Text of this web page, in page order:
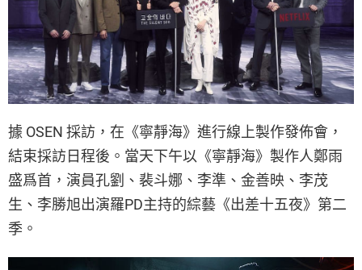
據 OSEN 採訪，在《寧靜海》進行線上製作發佈會，
結束採訪日程後。當天下午以《寧靜海》製作人鄭雨
盛爲首，演員孔劉、裴斗娜、李準、金善映、李茂
生、李勝旭出演羅PD主持的綜藝《出差十五夜》第二
季。